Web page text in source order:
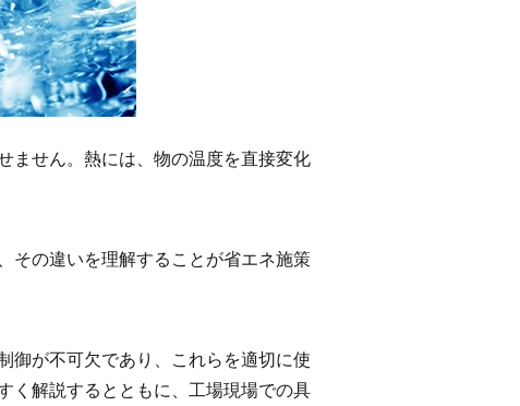
ません。熱には、物の温度を直接変化
その違いを理解することが省エネ施策
御が不可欠であり、これらを適切に使
く解説するとともに、工場現場での具